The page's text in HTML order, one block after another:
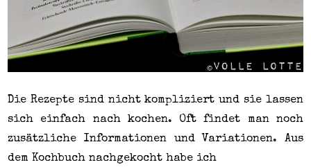
Die Rezepte sind nicht kompliziert und sie lassen
sich einfach nach kochen. Oft findet man noch
zusätzliche Informationen und Variationen. Aus
dem Kochbuch nachgekocht habe ich